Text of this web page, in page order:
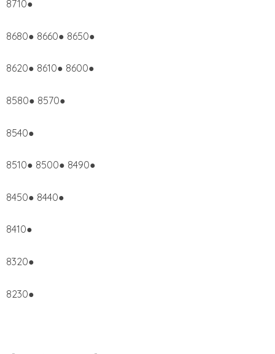
8710●
8680● 8660● 8650●
8620● 8610● 8600●
8580● 8570●
8540●
8510● 8500● 8490●
8450● 8440●
8410●
8320●
8230●